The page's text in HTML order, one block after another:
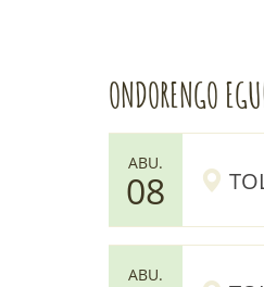
ONDORENGO
ABU.
08
ABU.